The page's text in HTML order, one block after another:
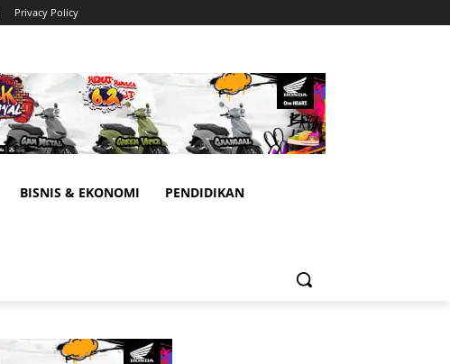
Privacy Policy
BISNIS & EKONOMI PENDIDIKAN